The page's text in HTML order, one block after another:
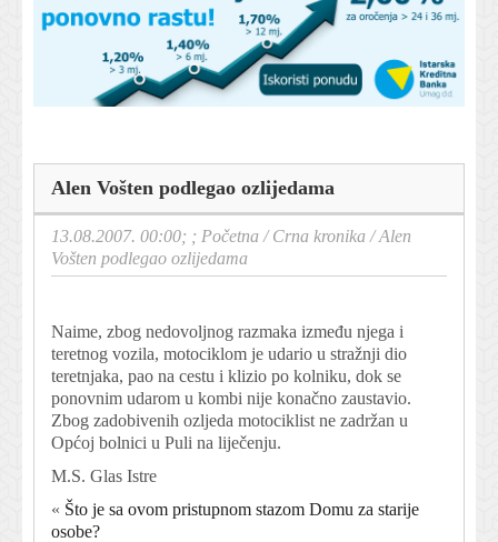
Alen Vošten podlegao ozlijedama
13.08.2007. 00:00; ; Početna /Crna kronika /Alen
Vošten podlegao ozlijedama
Naime, zbog nedovoljnog razmaka između njega i
teretnog vozila, motociklom je udario u stražnji dio
teretnjaka, pao na cestu i klizio po kolniku, dok se
ponovnim udarom u kombi nije konačno zaustavio.
Zbog zadobivenih ozljeda motociklist ne zadržan u
Općoj bolnici u Puli na liječenju.
M.S. Glas Istre
« Što je sa ovom pristupnom stazom Domu za starije
osobe?